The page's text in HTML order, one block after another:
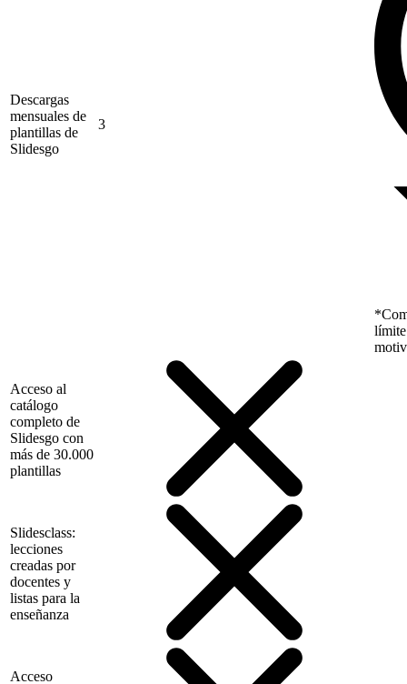
Descargas
mensuales de
plantillas de
Slidesgo
3
límite
Acceso al
catálogo
completo de
Slidesgo con
más de 30.000
plantillas
Slidesclass:
lecciones
creadas por
docentes y
listas para la
enseñanza
Acceso